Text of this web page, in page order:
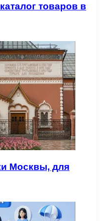
товаров в
Москвы, для